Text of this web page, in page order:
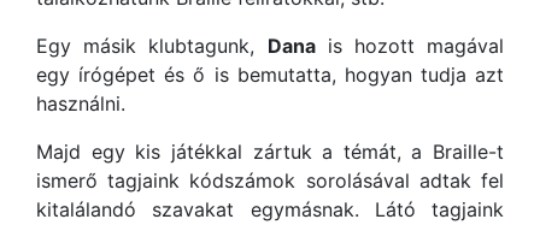
Egy másik klubtagunk, Danais hozott magával
egy írógépet és ő is bemutatta, hogyan tudja azt
használni.
Majd egy kis játékkal zártuk a témát, a Braille-t
ismerő tagjaink kódszámok sorolásával adtak fel
kitalálandó szavakat egymásnak. Látó tagjaink